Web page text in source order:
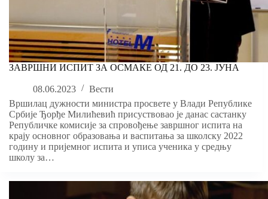
ЗАВРШНИ ИСПИТ ЗА ОСМАКЕ ОД 21. ДО 23. ЈУНА
08.06.2023
Вести
Вршилац дужности министра просвете у Влади Републике
Србије Ђорђе Милићевић присуствовао је данас састанку
Републичке комисије за спровођење завршног испита на
крају основног образовања и васпитања за школску 2022
годину и пријемног испита и уписа ученика у средњу
школу за…